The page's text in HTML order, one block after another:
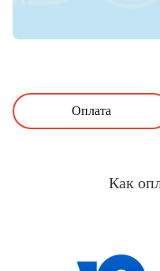
Оплата
Как